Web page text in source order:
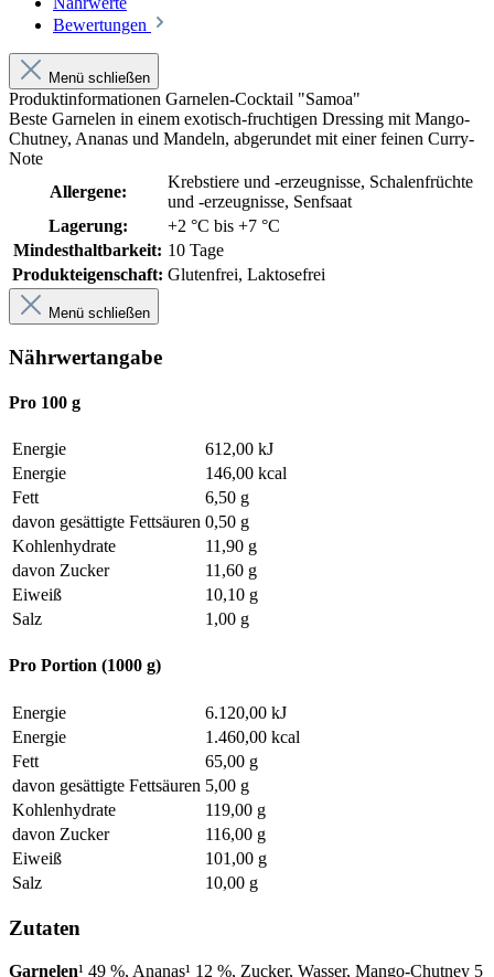
Bewertungen
Menü schließen
Produktinformationen Garnelen-Cocktail "Samoa"
Beste Garnelen in einem exotisch-fruchtigen Dressing mit Mango-
Chutney, Ananas und Mandeln, abgerundet mit einer feinen Curry-
Note
Allergene:
Krebstiere und -erzeugnisse, Schalenfrüchte
und -erzeugnisse, Senfsaat
Lagerung:
+2 °C bis +7 °C
Mindesthaltbarkeit: 10 Tage
Produkteigenschaft: Glutenfrei, Laktosefrei
Menü schließen
Nährwertangabe
Pro 100 g
Energie
612,00 kJ
Energie
146,00 kcal
Fett
6,50 g
davon gesättigte Fettsäuren 0,50 g
Kohlenhydrate
11,90 g
davon Zucker
11,60 g
Eiweiß
10,10 g
Salz
1,00 g
Pro Portion (1000 g)
Energie
6.120,00 kJ
Energie
1.460,00 kcal
Fett
65,00 g
davon gesättigte Fettsäuren 5,00 g
Kohlenhydrate
119,00 g
davon Zucker
116,00 g
Eiweiß
101,00 g
Salz
10,00 g
Zutaten
Garnelen¹ 49 %, Ananas¹ 12 %, Zucker, Wasser, Mango-Chutney 5